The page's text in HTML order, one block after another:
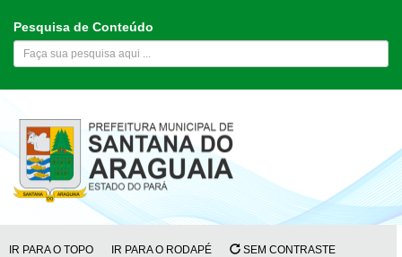
Pesquisa de Conteúdo
IR PARA O TOPO IR PARA O RODAPÉ SEM CONTRASTE